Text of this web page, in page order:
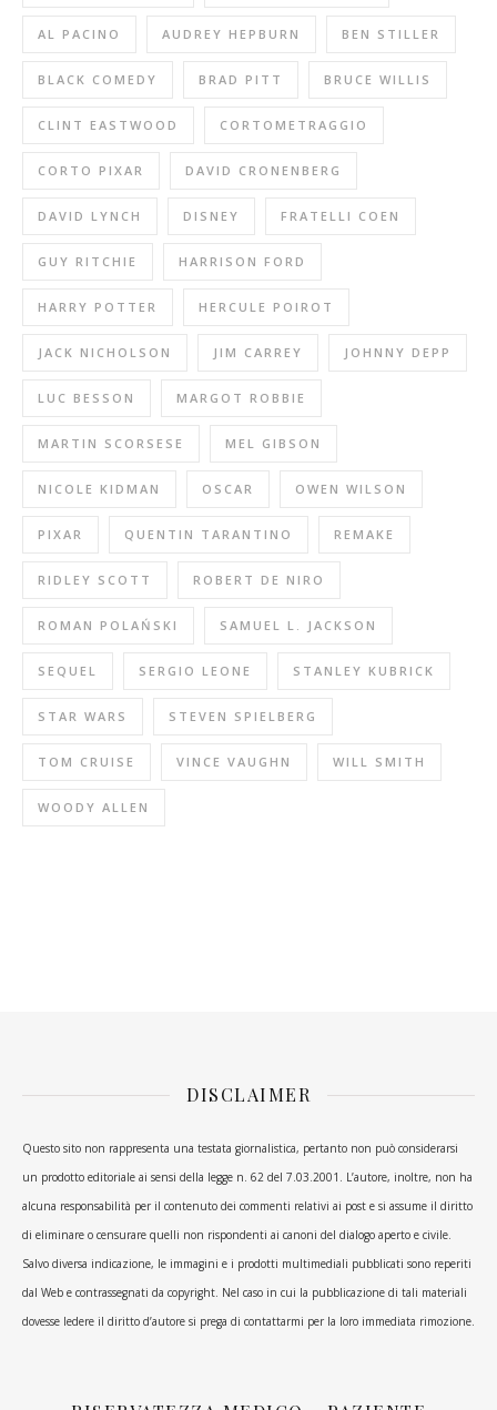
AL PACINO AUDREY HEPBURN BEN STILLER
BLACK COMEDY BRAD PITT BRUCE WILLIS
CLINT EASTWOOD CORTOMETRAGGIO
CORTO PIXAR DAVID CRONENBERG
DAVID LYNCH DISNEY FRATELLI COEN
GUY RITCHIE HARRISON FORD
HARRY POTTER HERCULE POIROT
JACK NICHOLSON JIM CARREY JOHNNY DEPP
LUC BESSON MARGOT ROBBIE
MARTIN SCORSESE MEL GIBSON
NICOLE KIDMAN OSCAR OWEN WILSON
PIXAR QUENTIN TARANTINO REMAKE
RIDLEY SCOTT ROBERT DE NIRO
ROMAN POLAŃSKI SAMUEL L. JACKSON
SEQUEL SERGIO LEONE STANLEY KUBRICK
STAR WARS STEVEN SPIELBERG
TOM CRUISE VINCE VAUGHN WILL SMITH
WOODY ALLEN
DISCLAIMER
Questo sito non rappresenta una testata giornalistica, pertanto non può considerarsi
un prodotto editoriale ai sensi della legge n. 62 del 7.03.2001. L’autore, inoltre, non ha
alcuna responsabilità per il contenuto dei commenti relativi ai post e si assume il diritto
di eliminare o censurare quelli non rispondenti ai canoni del dialogo aperto e civile.
Salvo diversa indicazione, le immagini e i prodotti multimediali pubblicati sono reperiti
dal Web e contrassegnati da copyright. Nel caso in cui la pubblicazione di tali materiali
dovesse ledere il diritto d’autore si prega di contattarmi per la loro immediata rimozione.